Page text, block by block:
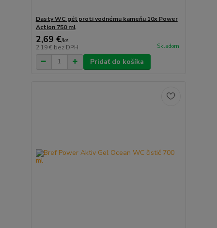
Dasty WC gél proti vodnému kameňu 10x Power
Action 750 ml
2,69 €/ks
2,19 € bez DPH Skladom
Pridať do košíka